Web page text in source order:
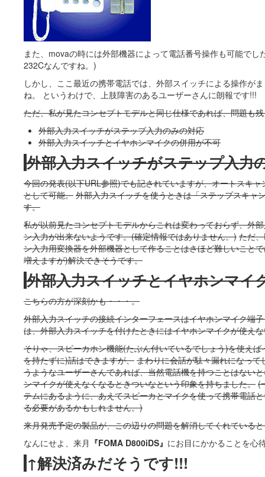
また、movaの時には外部機器によって電話番号操作も可能で
232Cなんですね。)
しかし、ここ最近の携帯電話では、外部スイッチによる操作が
ね。 というわけで、上肢障害のあるユーザーさんに朗報です!!!
ただ、私が見たコンセプトモデルと同じ仕様であれば、問題も
外部入力スイッチがステップ入力のみの対応
外部入力スイッチとイヤホンマイクの併用が不可
外部入力スイッチがステップ入力
今回の発表(以下URL参照)でも記されていますが、オートスキ
として可能。 外部入力スイッチを使うときは「ステップスキャ
す。
私が以前見たコンセプトモデルからこれは変わっておらず、外
ン入力が出来ないようです。(確定情報ではありません。) ただ
ン入力用変換器を外部機器として作ることはさほど難しいこと
増えますが)解決できそうです。
外部入力スイッチとイヤホンマイ
こちらの方が深刻かも・・・。
外部入力スイッチの接続インターフェースはイヤホンマイク端
は、外部入力スイッチを付けたときにはイヤホンマイクが使え
そりゃ、スピーカホン機能(たぶん付いているでしょう)を使え
を持たずに)話はできますが、 まわりに会話が駄々漏れになって
うようなユーザーさんであれば、当然電話機を持つことはない
ンマイクが使えなくなるときついなという印象を持ちました。 (
テムにあるように、あえてスピーカとマイクを使って携帯電話
る必要があるかもしれません。)
来月発売予定の製品が、この辺りの問題を解消してくれている
なんにせよ、来月 『FOMA D800iDS』 にお目にかかることを心
↑解決済みだそうです!!!